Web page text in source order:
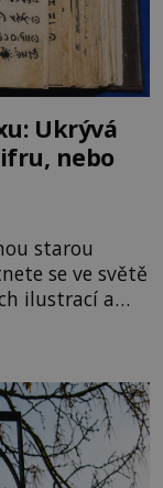
Ukrývá
nebo
starou
se ve světě
ilustrací a
všem
patří mezi
ani co